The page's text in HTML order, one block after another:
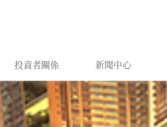
投資者關係 新聞中心